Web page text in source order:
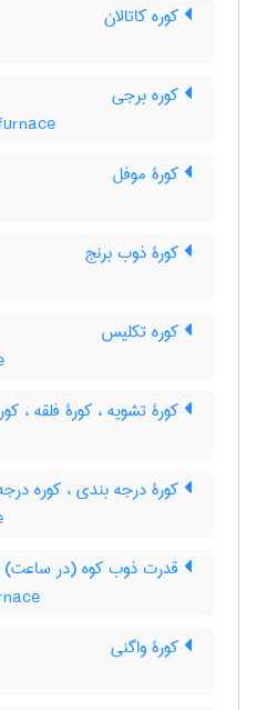
کوره کاتالان
کوره برجی
کورۀ موفل
کورۀ ذوب برنج
کوره تکلیس
کورۀ تشویه ، کورۀ فلقه ،
کورۀ درجه بندی ، کوره
قدرت ذوب کوه (در ساعت)
کورۀ واگنی